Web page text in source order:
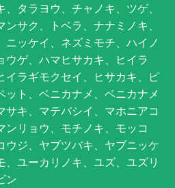
タラヨウ、チャノキ、ツゲ、
サク、トベラ、ナナミノキ、
ッケイ、ネズミモチ、ハイノ
ウゲ、ハマヒサカキ、ヒイラ
イラギモクセイ、ヒサカキ、ピ
ット、ベニカナメ、ベニカナメ
サキ、マテバシイ、マホニアコ
ンリョウ、モチノキ、モッコ
ウジ、ヤブツバキ、ヤブニッケ
ユーカリノキ、ユズ、ユズリ
ン